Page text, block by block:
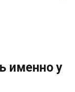
именно у